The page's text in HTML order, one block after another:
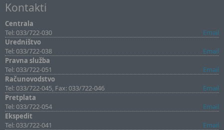
Kontakti
Centrala
Tel: 033/722-030
Email
Uredništvo
Tel: 033/722-038
Email
Pravna služba
Tel: 033/722-051
Email
Računovodstvo
Tel: 033/722-045, Fax: 033/722-046
Email
Pretplata
Tel: 033/722-054
Email
Ekspedit
Tel: 033/722-041
Email